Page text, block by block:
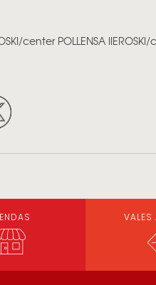
center POLLENSA II
VALES